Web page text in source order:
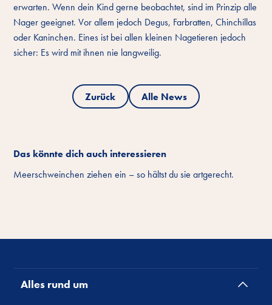
erwarten. Wenn dein Kind gerne beobachtet, sind im Prinzip alle
Nager geeignet. Vor allem jedoch Degus, Farbratten, Chinchillas
oder Kaninchen. Eines ist bei allen kleinen Nagetieren jedoch
sicher: Es wird mit ihnen nie langweilig.
Zurück Alle News
Das könnte dich auch interessieren
Meerschweinchen ziehen ein – so hältst du sie artgerecht.
Alles rund um